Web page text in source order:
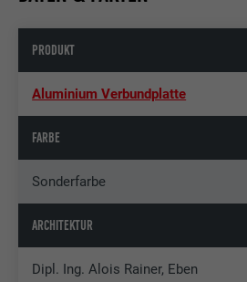
PRODUKT
Aluminium Verbundplatte
FARBE
Sonderfarbe
ARCHITEKTUR
Dipl. Ing. Alois Rainer, Eben